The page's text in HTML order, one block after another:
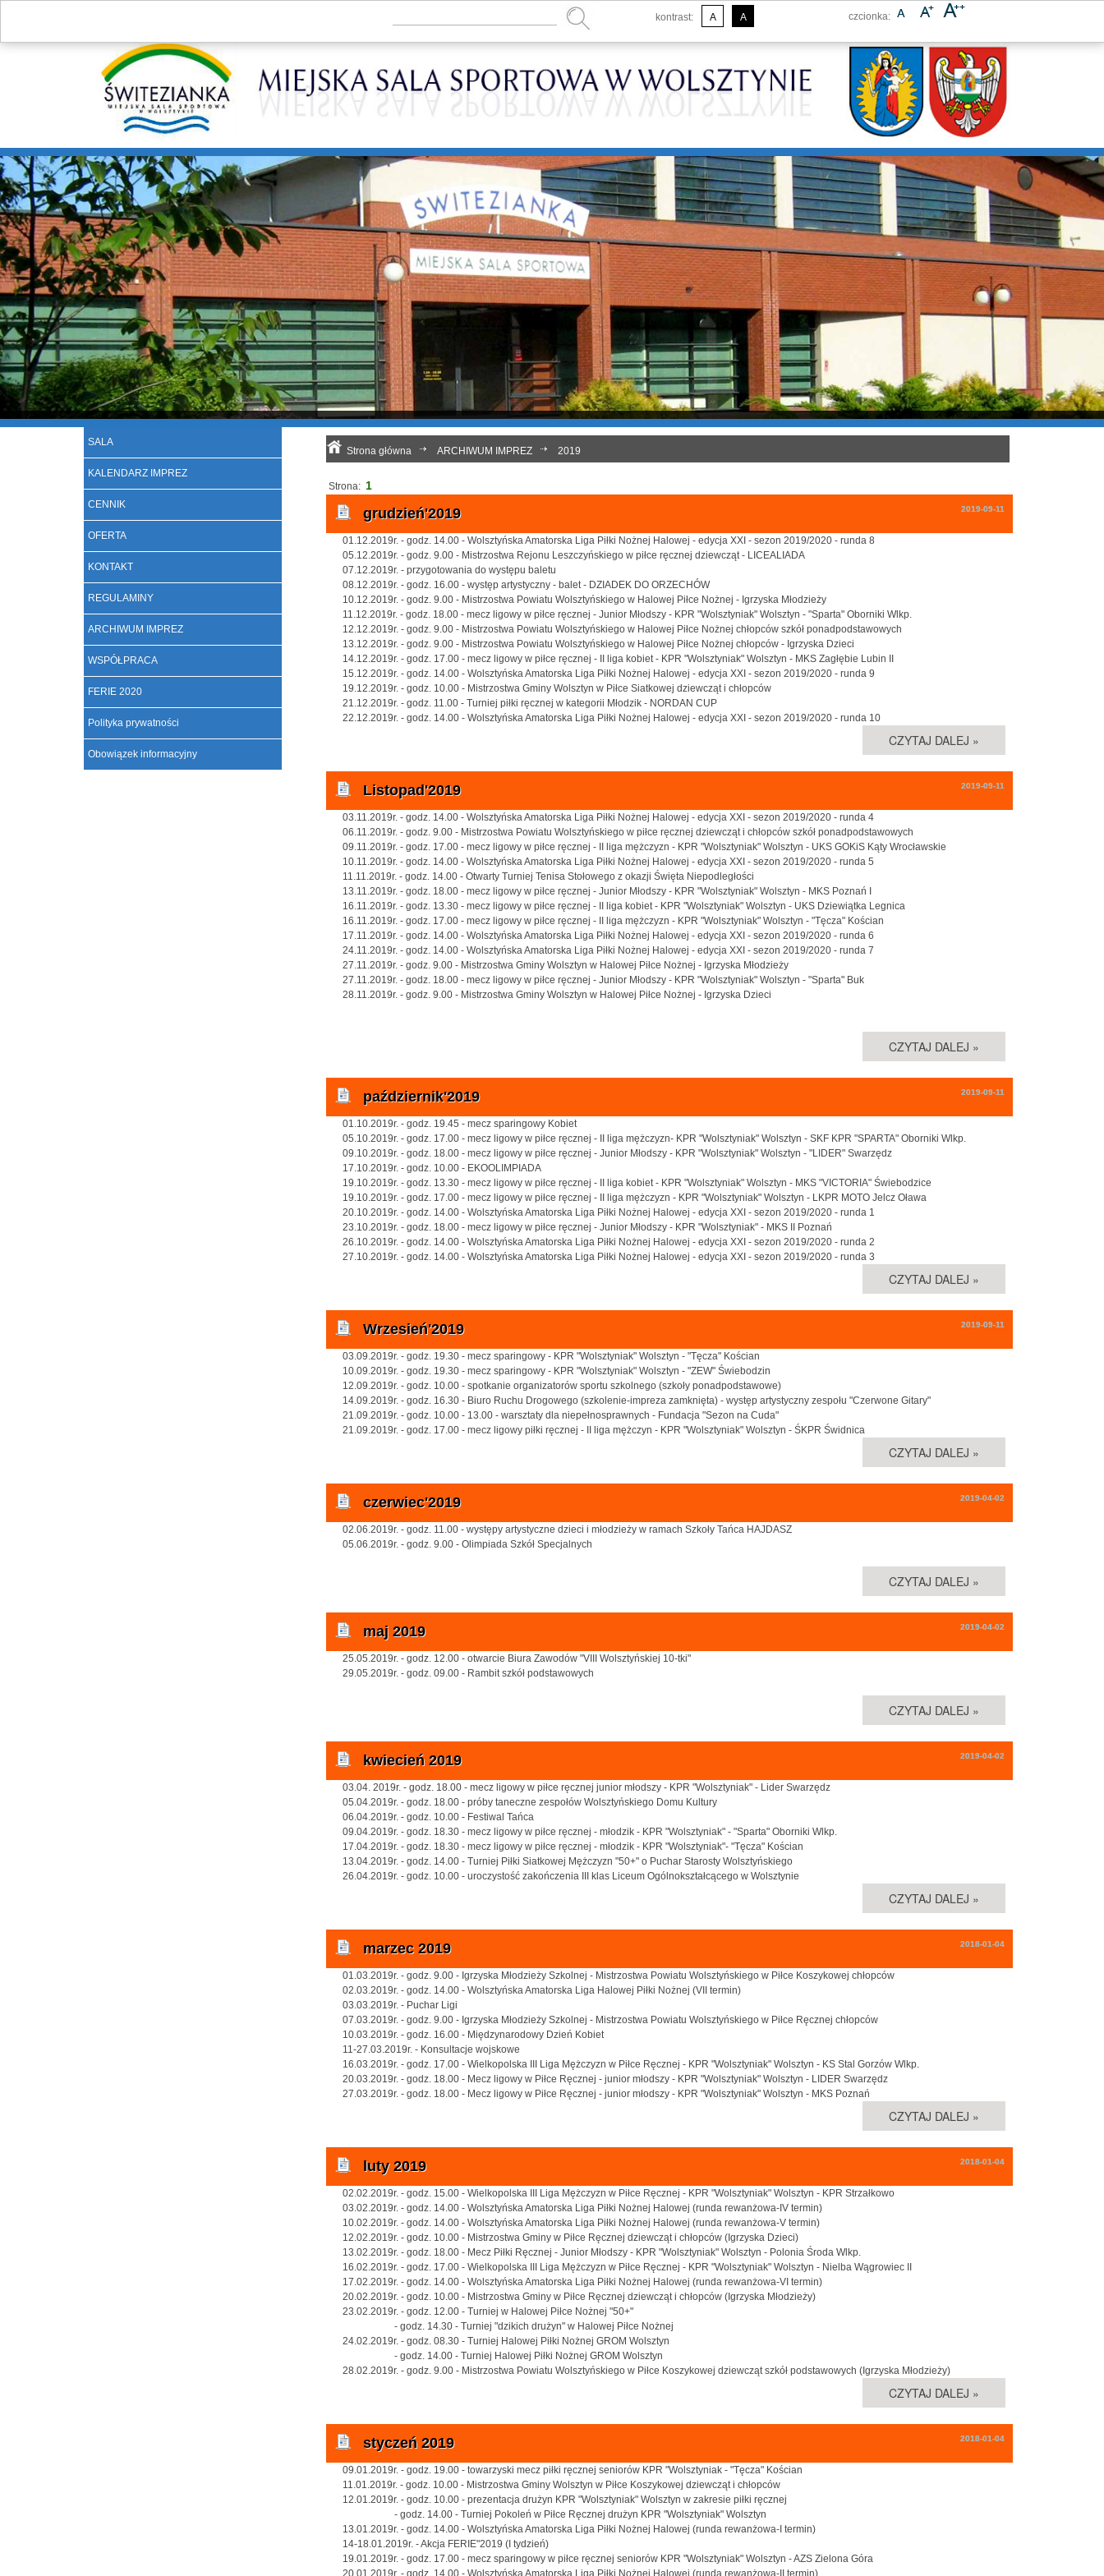
czcionka:
kontrast: A A
SALA
KALENDARZ IMPREZ
CENNIK
OFERTA
KONTAKT
REGULAMINY
ARCHIWUM IMPREZ
WSPÓŁPRACA
FERIE 2020
Polityka prywatności
Obowiązek informacyjny
Strona główna ARCHIWUM IMPREZ 2019
Strona: 1
grudzień'2019 2019-09-11
01.12.2019r. - godz. 14.00 - Wolsztyńska Amatorska Liga Piłki Nożnej Halowej - edycja XXI - sezon 2019/2020 - runda 8
05.12.2019r. - godz. 9.00 - Mistrzostwa Rejonu Leszczyńskiego w piłce ręcznej dziewcząt - LICEALIADA
07.12.2019r. - przygotowania do występu baletu
08.12.2019r. - godz. 16.00 - występ artystyczny - balet - DZIADEK DO ORZECHÓW
10.12.2019r. - godz. 9.00 - Mistrzostwa Powiatu Wolsztyńskiego w Halowej Piłce Nożnej - Igrzyska Młodzieży
11.12.2019r. - godz. 18.00 - mecz ligowy w piłce ręcznej - Junior Młodszy - KPR "Wolsztyniak" Wolsztyn - "Sparta" Oborniki Wlkp.
12.12.2019r. - godz. 9.00 - Mistrzostwa Powiatu Wolsztyńskiego w Halowej Piłce Nożnej chłopców szkół ponadpodstawowych
13.12.2019r. - godz. 9.00 - Mistrzostwa Powiatu Wolsztyńskiego w Halowej Piłce Nożnej chłopców - Igrzyska Dzieci
14.12.2019r. - godz. 17.00 - mecz ligowy w piłce ręcznej - II liga kobiet - KPR "Wolsztyniak" Wolsztyn - MKS Zagłębie Lubin II
15.12.2019r. - godz. 14.00 - Wolsztyńska Amatorska Liga Piłki Nożnej Halowej - edycja XXI - sezon 2019/2020 - runda 9
19.12.2019r. - godz. 10.00 - Mistrzostwa Gminy Wolsztyn w Piłce Siatkowej dziewcząt i chłopców
21.12.2019r. - godz. 11.00 - Turniej piłki ręcznej w kategorii Młodzik - NORDAN CUP
22.12.2019r. - godz. 14.00 - Wolsztyńska Amatorska Liga Piłki Nożnej Halowej - edycja XXI - sezon 2019/2020 - runda 10
CZYTAJ DALEJ »
Listopad'2019 2019-09-11
03.11.2019r. - godz. 14.00 - Wolsztyńska Amatorska Liga Piłki Nożnej Halowej - edycja XXI - sezon 2019/2020 - runda 4
06.11.2019r. - godz. 9.00 - Mistrzostwa Powiatu Wolsztyńskiego w piłce ręcznej dziewcząt i chłopców szkół ponadpodstawowych
09.11.2019r. - godz. 17.00 - mecz ligowy w piłce ręcznej - II liga mężczyzn - KPR "Wolsztyniak" Wolsztyn - UKS GOKiS Kąty Wrocławskie
10.11.2019r. - godz. 14.00 - Wolsztyńska Amatorska Liga Piłki Nożnej Halowej - edycja XXI - sezon 2019/2020 - runda 5
11.11.2019r. - godz. 14.00 - Otwarty Turniej Tenisa Stołowego z okazji Święta Niepodległości
13.11.2019r. - godz. 18.00 - mecz ligowy w piłce ręcznej - Junior Młodszy - KPR "Wolsztyniak" Wolsztyn - MKS Poznań I
16.11.2019r. - godz. 13.30 - mecz ligowy w piłce ręcznej - II liga kobiet - KPR "Wolsztyniak" Wolsztyn - UKS Dziewiątka Legnica
16.11.2019r. - godz. 17.00 - mecz ligowy w piłce ręcznej - II liga mężczyzn - KPR "Wolsztyniak" Wolsztyn - "Tęcza" Kościan
17.11.2019r. - godz. 14.00 - Wolsztyńska Amatorska Liga Piłki Nożnej Halowej - edycja XXI - sezon 2019/2020 - runda 6
24.11.2019r. - godz. 14.00 - Wolsztyńska Amatorska Liga Piłki Nożnej Halowej - edycja XXI - sezon 2019/2020 - runda 7
27.11.2019r. - godz. 9.00 - Mistrzostwa Gminy Wolsztyn w Halowej Piłce Nożnej - Igrzyska Młodzieży
27.11.2019r. - godz. 18.00 - mecz ligowy w piłce ręcznej - Junior Młodszy - KPR "Wolsztyniak" Wolsztyn - "Sparta" Buk
28.11.2019r. - godz. 9.00 - Mistrzostwa Gminy Wolsztyn w Halowej Piłce Nożnej - Igrzyska Dzieci
CZYTAJ DALEJ »
październik'2019 2019-09-11
01.10.2019r. - godz. 19.45 - mecz sparingowy Kobiet
05.10.2019r. - godz. 17.00 - mecz ligowy w piłce ręcznej - II liga mężczyzn- KPR "Wolsztyniak" Wolsztyn - SKF KPR "SPARTA" Oborniki Wlkp.
09.10.2019r. - godz. 18.00 - mecz ligowy w piłce ręcznej - Junior Młodszy - KPR "Wolsztyniak" Wolsztyn - "LIDER" Swarzędz
17.10.2019r. - godz. 10.00 - EKOOLIMPIADA
19.10.2019r. - godz. 13.30 - mecz ligowy w piłce ręcznej - II liga kobiet - KPR "Wolsztyniak" Wolsztyn - MKS "VICTORIA" Świebodzice
19.10.2019r. - godz. 17.00 - mecz ligowy w piłce ręcznej - II liga mężczyzn - KPR "Wolsztyniak" Wolsztyn - LKPR MOTO Jelcz Oława
20.10.2019r. - godz. 14.00 - Wolsztyńska Amatorska Liga Piłki Nożnej Halowej - edycja XXI - sezon 2019/2020 - runda 1
23.10.2019r. - godz. 18.00 - mecz ligowy w piłce ręcznej - Junior Młodszy - KPR "Wolsztyniak" - MKS II Poznań
26.10.2019r. - godz. 14.00 - Wolsztyńska Amatorska Liga Piłki Nożnej Halowej - edycja XXI - sezon 2019/2020 - runda 2
27.10.2019r. - godz. 14.00 - Wolsztyńska Amatorska Liga Piłki Nożnej Halowej - edycja XXI - sezon 2019/2020 - runda 3
CZYTAJ DALEJ »
Wrzesień'2019 2019-09-11
03.09.2019r. - godz. 19.30 - mecz sparingowy - KPR "Wolsztyniak" Wolsztyn - "Tęcza" Kościan
10.09.2019r. - godz. 19.30 - mecz sparingowy - KPR "Wolsztyniak" Wolsztyn - "ZEW" Świebodzin
12.09.2019r. - godz. 10.00 - spotkanie organizatorów sportu szkolnego (szkoły ponadpodstawowe)
14.09.2019r. - godz. 16.30 - Biuro Ruchu Drogowego (szkolenie-impreza zamknięta) - występ artystyczny zespołu "Czerwone Gitary"
21.09.2019r. - godz. 10.00 - 13.00 - warsztaty dla niepełnosprawnych - Fundacja "Sezon na Cuda"
21.09.2019r. - godz. 17.00 - mecz ligowy piłki ręcznej - II liga mężczyn - KPR "Wolsztyniak" Wolsztyn - ŚKPR Świdnica
CZYTAJ DALEJ »
czerwiec'2019 2019-04-02
02.06.2019r. - godz. 11.00 - występy artystyczne dzieci i młodzieży w ramach Szkoły Tańca HAJDASZ
05.06.2019r. - godz. 9.00 - Olimpiada Szkół Specjalnych
CZYTAJ DALEJ »
maj 2019 2019-04-02
25.05.2019r. - godz. 12.00 - otwarcie Biura Zawodów "VIII Wolsztyńskiej 10-tki"
29.05.2019r. - godz. 09.00 - Rambit szkół podstawowych
CZYTAJ DALEJ »
kwiecień 2019 2019-04-02
03.04. 2019r. - godz. 18.00 - mecz ligowy w piłce ręcznej junior młodszy - KPR "Wolsztyniak" - Lider Swarzędz
05.04.2019r. - godz. 18.00 - próby taneczne zespołów Wolsztyńskiego Domu Kultury
06.04.2019r. - godz. 10.00 - Festiwal Tańca
09.04.2019r. - godz. 18.30 - mecz ligowy w piłce ręcznej - młodzik - KPR "Wolsztyniak" - "Sparta" Oborniki Wlkp.
17.04.2019r. - godz. 18.30 - mecz ligowy w piłce ręcznej - młodzik - KPR "Wolsztyniak"- "Tęcza" Kościan
13.04.2019r. - godz. 14.00 - Turniej Piłki Siatkowej Mężczyzn "50+" o Puchar Starosty Wolsztyńskiego
26.04.2019r. - godz. 10.00 - uroczystość zakończenia III klas Liceum Ogólnokształcącego w Wolsztynie
CZYTAJ DALEJ »
marzec 2019 2018-01-04
01.03.2019r. - godz. 9.00 - Igrzyska Młodzieży Szkolnej - Mistrzostwa Powiatu Wolsztyńskiego w Piłce Koszykowej chłopców
02.03.2019r. - godz. 14.00 - Wolsztyńska Amatorska Liga Halowej Piłki Nożnej (VII termin)
03.03.2019r. - Puchar Ligi
07.03.2019r. - godz. 9.00 - Igrzyska Młodzieży Szkolnej - Mistrzostwa Powiatu Wolsztyńskiego w Piłce Ręcznej chłopców
10.03.2019r. - godz. 16.00 - Międzynarodowy Dzień Kobiet
11-27.03.2019r. - Konsultacje wojskowe
16.03.2019r. - godz. 17.00 - Wielkopolska III Liga Mężczyzn w Piłce Ręcznej - KPR "Wolsztyniak" Wolsztyn - KS Stal Gorzów Wlkp.
20.03.2019r. - godz. 18.00 - Mecz ligowy w Piłce Ręcznej - junior młodszy - KPR "Wolsztyniak" Wolsztyn - LIDER Swarzędz
27.03.2019r. - godz. 18.00 - Mecz ligowy w Piłce Ręcznej - junior młodszy - KPR "Wolsztyniak" Wolsztyn - MKS Poznań
CZYTAJ DALEJ »
luty 2019 2018-01-04
02.02.2019r. - godz. 15.00 - Wielkopolska III Liga Mężczyzn w Piłce Ręcznej - KPR "Wolsztyniak" Wolsztyn - KPR Strzałkowo
03.02.2019r. - godz. 14.00 - Wolsztyńska Amatorska Liga Piłki Nożnej Halowej (runda rewanżowa-IV termin)
10.02.2019r. - godz. 14.00 - Wolsztyńska Amatorska Liga Piłki Nożnej Halowej (runda rewanżowa-V termin)
12.02.2019r. - godz. 10.00 - Mistrzostwa Gminy w Piłce Ręcznej dziewcząt i chłopców (Igrzyska Dzieci)
13.02.2019r. - godz. 18.00 - Mecz Piłki Ręcznej - Junior Młodszy - KPR "Wolsztyniak" Wolsztyn - Polonia Środa Wlkp.
16.02.2019r. - godz. 17.00 - Wielkopolska III Liga Mężczyzn w Piłce Ręcznej - KPR "Wolsztyniak" Wolsztyn - Nielba Wągrowiec II
17.02.2019r. - godz. 14.00 - Wolsztyńska Amatorska Liga Piłki Nożnej Halowej (runda rewanżowa-VI termin)
20.02.2019r. - godz. 10.00 - Mistrzostwa Gminy w Piłce Ręcznej dziewcząt i chłopców (Igrzyska Młodzieży)
23.02.2019r. - godz. 12.00 - Turniej w Halowej Piłce Nożnej "50+"
- godz. 14.30 - Turniej "dzikich drużyn" w Halowej Piłce Nożnej
24.02.2019r. - godz. 08.30 - Turniej Halowej Piłki Nożnej GROM Wolsztyn
- godz. 14.00 - Turniej Halowej Piłki Nożnej GROM Wolsztyn
28.02.2019r. - godz. 9.00 - Mistrzostwa Powiatu Wolsztyńskiego w Piłce Koszykowej dziewcząt szkół podstawowych (Igrzyska Młodzieży)
CZYTAJ DALEJ »
styczeń 2019 2018-01-04
09.01.2019r. - godz. 19.00 - towarzyski mecz piłki ręcznej seniorów KPR "Wolsztyniak - "Tęcza" Kościan
11.01.2019r. - godz. 10.00 - Mistrzostwa Gminy Wolsztyn w Piłce Koszykowej dziewcząt i chłopców
12.01.2019r. - godz. 10.00 - prezentacja drużyn KPR "Wolsztyniak" Wolsztyn w zakresie piłki ręcznej
- godz. 14.00 - Turniej Pokoleń w Piłce Ręcznej drużyn KPR "Wolsztyniak" Wolsztyn
13.01.2019r. - godz. 14.00 - Wolsztyńska Amatorska Liga Piłki Nożnej Halowej (runda rewanżowa-I termin)
14-18.01.2019r. - Akcja FERIE"2019 (I tydzień)
19.01.2019r. - godz. 17.00 - mecz sparingowy w piłce ręcznej seniorów KPR "Wolsztyniak" Wolsztyn - AZS Zielona Góra
20.01.2019r. - godz. 14.00 - Wolsztyńska Amatorska Liga Piłki Nożnej Halowej (runda rewanżowa-II termin)